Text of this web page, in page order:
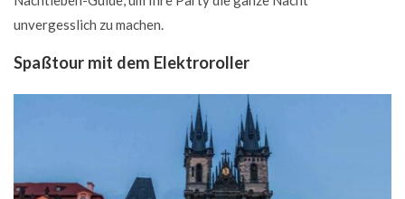
unvergesslich zu machen.
Spaßtour mit dem Elektroroller